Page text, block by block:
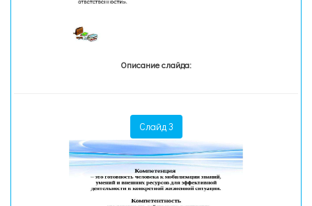
Описание слайда:
Слайд 3